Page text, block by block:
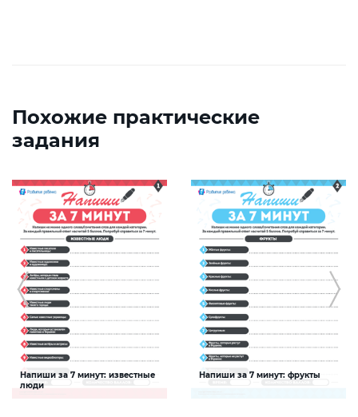
Похожие практические
задания
Напиши за 7 минут: известные
люди
Напиши за 7 минут: фрукты